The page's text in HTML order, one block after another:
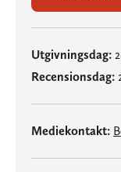
Utgivningsdag:
Recensionsdag:
Mediekontakt: